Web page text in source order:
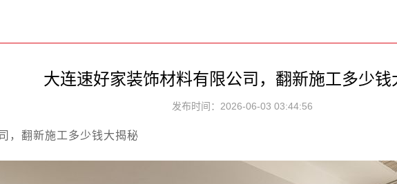
大连速好家装饰材料有限公司，翻新施工多少钱
发布时间：2026-06-03 03:44:56
，翻新施工多少钱大揭秘